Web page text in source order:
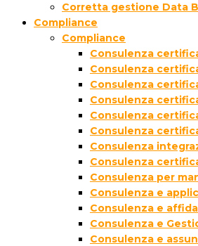
Corretta gestione Data
Compliance
Compliance
Consulenza
Consulenza
Consulenza
Consulenza
Consulenza
Consulenza
Consulenza
Consulenza
Consulenza per
Consulenza e
Consulenza e
Consulenza e
Consulenza e